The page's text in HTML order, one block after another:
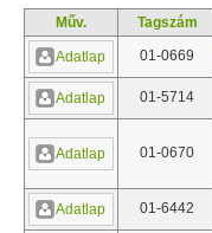
Műv. Tagszám
Adatlap 01-0669
Adatlap 01-5714
Adatlap 01-0670
Adatlap 01-6442